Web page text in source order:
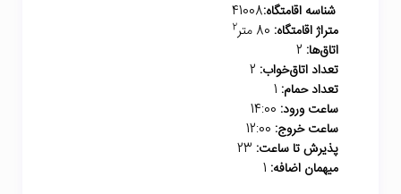
شناسه اقامتگاه:41008
متراژ اقامتگاه:
2
اتاق‌ها:
تعداد اتاق‌خواب:
تعداد حمام:
ساعت ورود:
ساعت خروج:
پذیرش تا ساعت:
میهمان اضافه: